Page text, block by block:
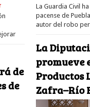
de
de
La Guardia Civil
pacense de
autor del robo
La
promueve
Productos
Zafra–Río